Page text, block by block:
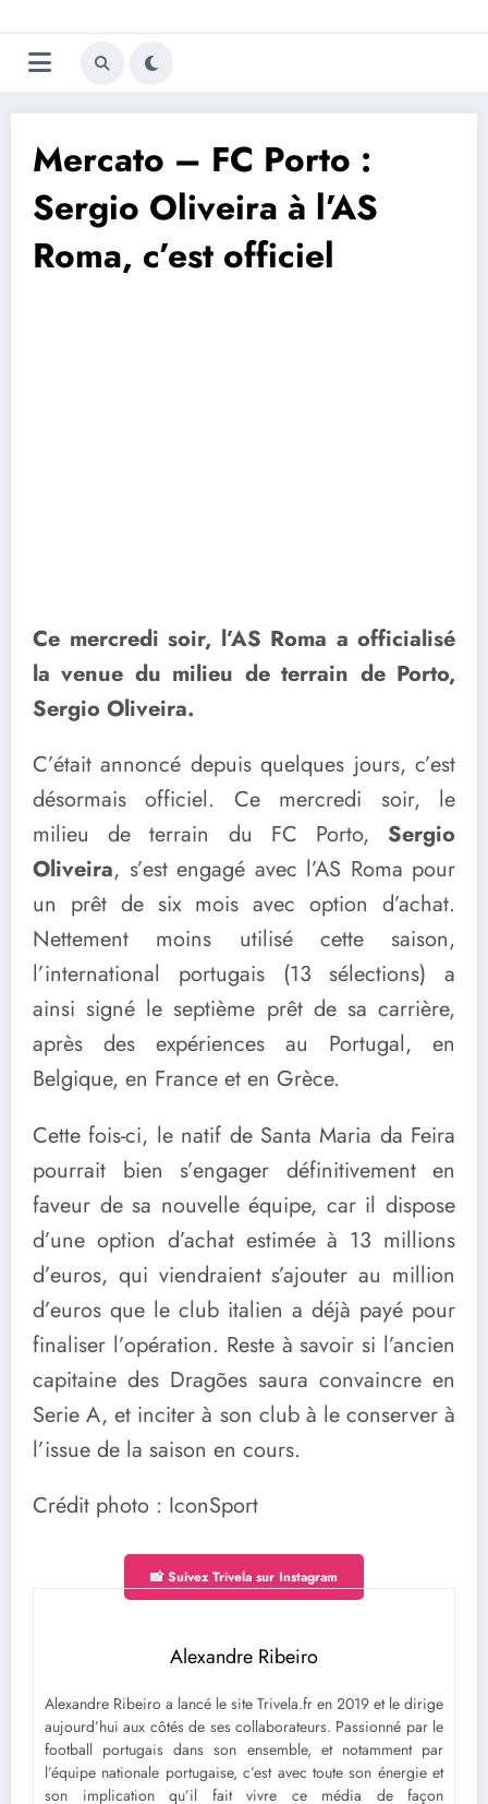
au
contenu
Trivela
L'actualité du football
Mercato – FC Porto :
Sergio Oliveira à l’AS
Roma, c’est officiel
Ce mercredi soir, l’AS Roma a officialisé
la venue du milieu de terrain de Porto,
Sergio Oliveira.
C’était annoncé depuis quelques jours, c’est
désormais officiel. Ce mercredi soir, le
milieu de terrain du FC Porto, Sergio
Oliveira, s’est engagé avec l’AS Roma pour
un prêt de six mois avec option d’achat.
Nettement moins utilisé cette saison,
l’international portugais (13 sélections) a
ainsi signé le septième prêt de sa carrière,
après des expériences au Portugal, en
Belgique, en France et en Grèce.
Cette fois-ci, le natif de Santa Maria da Feira
pourrait bien s’engager définitivement en
faveur de sa nouvelle équipe, car il dispose
d’une option d’achat estimée à 13 millions
d’euros, qui viendraient s’ajouter au million
d’euros que le club italien a déjà payé pour
finaliser l’opération. Reste à savoir si l’ancien
capitaine des Dragões saura convaincre en
Serie A, et inciter à son club à le conserver à
l’issue de la saison en cours.
Crédit photo : IconSport
📸 Suivez Trivela sur Instagram
Alexandre Ribeiro
Alexandre Ribeiro a lancé le site Trivela.fr en 2019 et le dirige
aujourd’hui aux côtés de ses collaborateurs. Passionné par le
football portugais dans son ensemble, et notamment par
l’équipe nationale portugaise, c’est avec toute son énergie et
son implication qu’il fait vivre ce média de façon